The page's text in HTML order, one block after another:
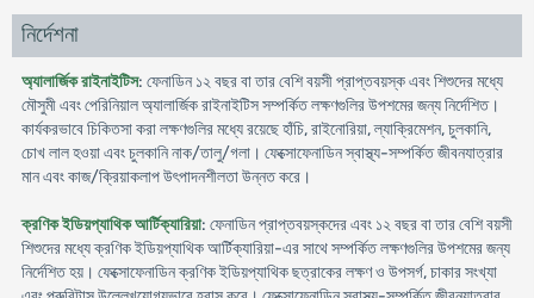
নির্দেশনা
অ্যালার্জিক রাইনাইটিস: ফেনাডিন ১২ বছর বা তার বেশি বয়সী প্রাপ্তবয়স্ক এবং শিশুদের মধ্যে
মৌসুমী এবং পেরিনিয়াল অ্যালার্জিক রাইনাইটিস সম্পর্কিত লক্ষণগুলির উপশমের জন্য নির্দেশিত।
কার্যকরভাবে চিকিতসা করা লক্ষণগুলির মধ্যে রয়েছে হাঁচি, রাইনোরিয়া, ল্যাক্রিমেশন, চুলকানি,
চোখ লাল হওয়া এবং চুলকানি নাক/তালু/গলা। ফেক্সোফেনাডিন স্বাস্থ্য-সম্পর্কিত জীবনযাত্রার
মান এবং কাজ/ক্রিয়াকলাপ উৎপাদনশীলতা উন্নত করে।
ক্রণিক ইডিয়প্যাথিক আর্টিক্যারিয়া: ফেনাডিন প্রাপ্তবয়স্কদের এবং ১২ বছর বা তার বেশি বয়সী
শিশুদের মধ্যে ক্রণিক ইডিয়প্যাথিক আর্টিক্যারিয়া-এর সাথে সম্পর্কিত লক্ষণগুলির উপশমের জন্য
নির্দেশিত হয়। ফেক্সোফেনাডিন ক্রণিক ইডিয়প্যাথিক ছত্রাকের লক্ষণ ও উপসর্গ, চাকার সংখ্যা